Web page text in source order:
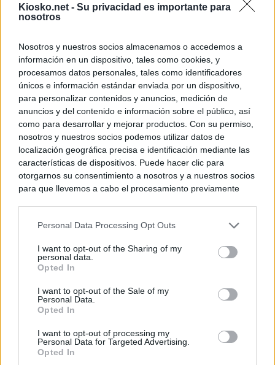
Kiosko.net - Su privacidad es importante para
nosotros
Nosotros y nuestros socios almacenamos o accedemos a
información en un dispositivo, tales como cookies, y
procesamos datos personales, tales como identificadores
únicos e información estándar enviada por un dispositivo,
para personalizar contenidos y anuncios, medición de
anuncios y del contenido e información sobre el público, así
como para desarrollar y mejorar productos. Con su permiso,
nosotros y nuestros socios podemos utilizar datos de
localización geográfica precisa e identificación mediante las
características de dispositivos. Puede hacer clic para
otorgarnos su consentimiento a nosotros y a nuestros socios
para que llevemos a cabo el procesamiento previamente
negar su consentimiento. Tenga en cuenta que algún
de su consentimiento, pero usted tiene el derecho de
rechazar tal procesamiento. Sus preferencias se aplicarán
cualquier momento entrando de nuevo en este sitio web o
visitando nuestra política de privacidad.
Personal Data Processing Opt Outs
I want to opt-out of the Sharing of my
personal data.
Opted In
I want to opt-out of the Sale of my
Personal Data.
Opted In
I want to opt-out of processing my
Personal Data for Targeted Advertising.
Opted In